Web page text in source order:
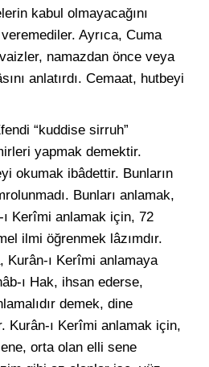
kabul olmayacağını
Ayrıca, Cuma
namazdan önce veya
anlatırdı. Cemaat, hutbeyi
“kuddise sirruh”
yapmak demektir.
okumak ibâdettir. Bunların
Bunları anlamak,
Kerîmi anlamak için, 72
ilmi öğrenmek lâzımdır.
Kurân-ı Kerîmi anlamaya
ı Hak, ihsan ederse,
demek, dine
Kurân-ı Kerîmi anlamak için,
orta olan elli sene